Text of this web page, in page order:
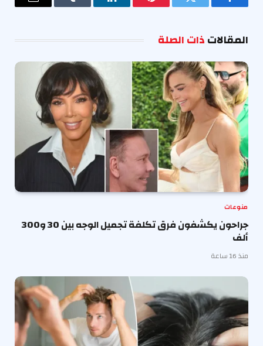
فيسبوك تويتر بينتيريستلينكدإن Tumblr
البريد
المقالاتذات الصلة
منوعات
جراحون يكشفون فرق تكلفة تجميل الوجه بين 30 و300
ألف
منذ 16 ساعة